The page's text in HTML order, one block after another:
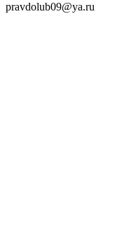
pravdolub09@ya.ru